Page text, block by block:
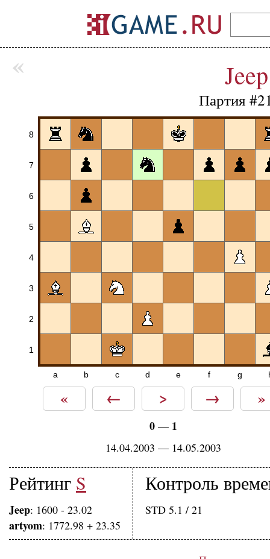
Jeep
Партия
8
7
6
5
4
3
2
1
a b c d e f g
« ← > → »
0— 1
14.04.2003 — 14.05.2003
Рейтинг S
Jeep: 1600 - 23.02
artyom: 1772.98 + 23.35
Контроль
STD 5.1 / 21
«